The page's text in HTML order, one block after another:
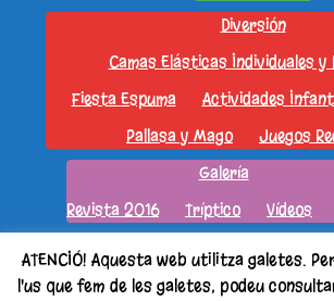
Diversión
Camas Elásticas Individuales y
Fiesta Espuma
Actividades
Pallasa y Mago
Juegos
Galería
Revista 2016
Tríptico Vídeos
Contacto
Català
ATENCIÓ! Aquesta web utilitza galetes.
l'us que fem de les galetes, podeu